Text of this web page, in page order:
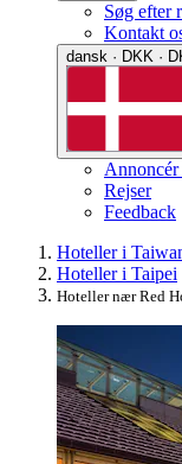
Søg efter
Kontakt
dansk · DKK ·
Annoncér
Rejser
Feedback
Hoteller i
Hoteller i Taipei
Hoteller nær Red